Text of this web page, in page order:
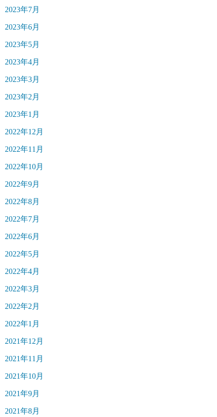
2023年7月
2023年6月
2023年5月
2023年4月
2023年3月
2023年2月
2023年1月
2022年12月
2022年11月
2022年10月
2022年9月
2022年8月
2022年7月
2022年6月
2022年5月
2022年4月
2022年3月
2022年2月
2022年1月
2021年12月
2021年11月
2021年10月
2021年9月
2021年8月